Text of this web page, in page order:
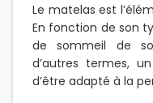
Le matelas est
En fonction de son
de sommeil de
d’autres termes,
d’être adapté à la